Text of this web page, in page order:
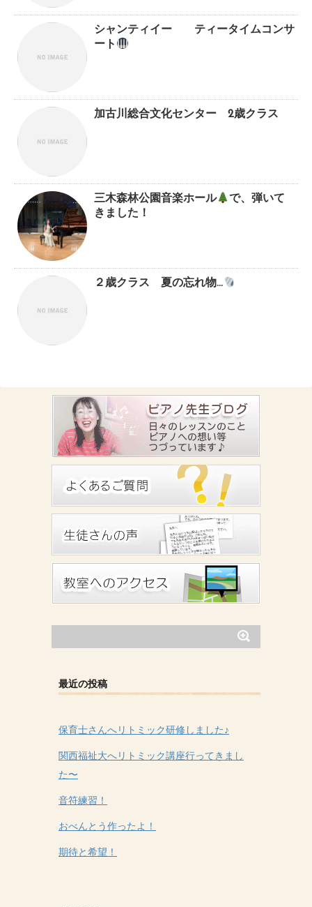
シャンティイー ティータイムコンサ
ート
加古川総合文化センター 2歳クラス
三木森林公園音楽ホール
で、弾いて
きました！
２歳クラス 夏の忘れ物…
最近の投稿
保育士さんへリトミック研修しました♪
関西福祉大へリトミック講座行ってきまし
た〜
音符練習！
おべんとう作ったよ！
期待と希望！